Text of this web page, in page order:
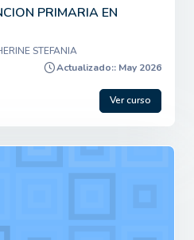
PRIMARIA EN
STEFANIA
Actualizado:: May 2026
Ver curso